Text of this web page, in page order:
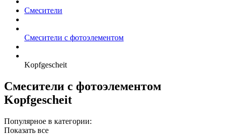
Смесители
Смесители с фотоэлементом
Kopfgescheit
Смесители с фотоэлементом
Kopfgescheit
Популярное в категории:
Показать все